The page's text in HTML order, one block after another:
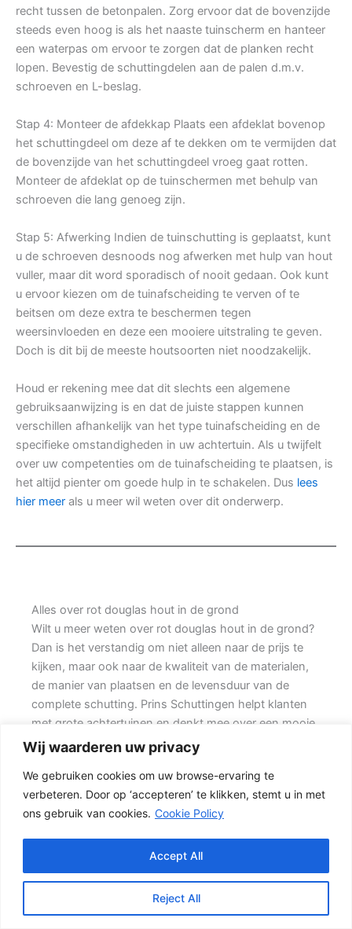
Wij waarderen uw privacy
We gebruiken cookies om uw browse-ervaring te
verbeteren. Door op ‘accepteren’ te klikken, stemt u in met
ons gebruik van cookies. Cookie Policy
Reject All
Accept All
recht tussen de betonpalen. Zorg ervoor dat de bovenzijde
steeds even hoog is als het naaste tuinscherm en hanteer
een waterpas om ervoor te zorgen dat de planken recht
lopen. Bevestig de schuttingdelen aan de palen d.m.v.
schroeven en L-beslag.
Stap 4: Monteer de afdekkap Plaats een afdeklat bovenop
het schuttingdeel om deze af te dekken om te vermijden dat
de bovenzijde van het schuttingdeel vroeg gaat rotten.
Monteer de afdeklat op de tuinschermen met behulp van
schroeven die lang genoeg zijn.
Stap 5: Afwerking Indien de tuinschutting is geplaatst, kunt
u de schroeven desnoods nog afwerken met hulp van hout
vuller, maar dit word sporadisch of nooit gedaan. Ook kunt
u ervoor kiezen om de tuinafscheiding te verven of te
beitsen om deze extra te beschermen tegen
weersinvloeden en deze een mooiere uitstraling te geven.
Doch is dit bij de meeste houtsoorten niet noodzakelijk.
Houd er rekening mee dat dit slechts een algemene
gebruiksaanwijzing is en dat de juiste stappen kunnen
verschillen afhankelijk van het type tuinafscheiding en de
specifieke omstandigheden in uw achtertuin. Als u twijfelt
over uw competenties om de tuinafscheiding te plaatsen, is
het altijd pienter om goede hulp in te schakelen. Dus lees
hier meer als u meer wil weten over dit onderwerp.
Alles over rot douglas hout in de grond
Wilt u meer weten over rot douglas hout in de grond?
Dan is het verstandig om niet alleen naar de prijs te
kijken, maar ook naar de kwaliteit van de materialen,
de manier van plaatsen en de levensduur van de
complete schutting. Prins Schuttingen helpt klanten
met grote achtertuinen en denkt mee over een mooie
oplossing.
De juiste erfafscheiding begint met een goed plan.
Wilt u vooral een luxe uitstraling, dan kan een hout-
beton schutting met hoge betonplaat of zwarte
accenten goed passen. Daarbij spelen ook zaken mee
zoals windbelasting, hoogteverschillen, grondsoort,
erfgrens en de bereikbaarheid van de tuin.